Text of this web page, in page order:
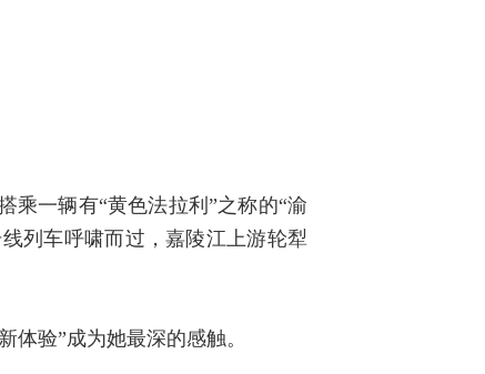
乘一辆有“黄色法拉利”之称的“渝
列车呼啸而过，嘉陵江上游轮犁
验”成为她最深的感触。